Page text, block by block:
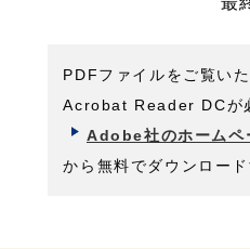
PDFファイルをご覧い
Acrobat Reader DCが
Adobe社のホームペ
から無料でダウンロー